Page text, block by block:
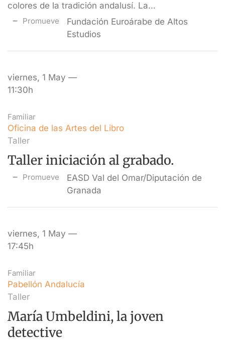
colores de la tradición andalusí. La…
Promueve
Fundación Euroárabe de Altos
Estudios
viernes, 1 May —
11:30h
Familiar
Oficina de las Artes del Libro
Taller
Taller iniciación al grabado.
Promueve
EASD Val del Omar/Diputación de
Granada
viernes, 1 May —
17:45h
Familiar
Pabellón Andalucía
Taller
María Umbeldini, la joven
detective